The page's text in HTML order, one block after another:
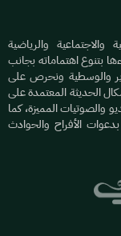
والاجتماعية والرياضية
بتنوع اهتماماته بجانب
والوسطية ونحرص على
الحديثة المعتمدة على
والصوتيات المميزة، كما
الأفراح والحوادث